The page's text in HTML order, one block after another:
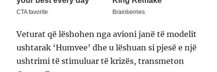
Veturat që lëshohen nga avioni janë të modelit
ushtarak ‘Humvee’ dhe u lëshuan si pjesë e një
ushtrimi të stimuluar të krizës, transmeton